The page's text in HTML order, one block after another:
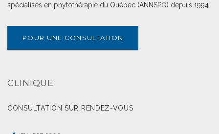
spécialisés en phytothérapie du Québec (ANNSPQ) depuis 1994.
POUR UNE CONSULTATION
CLINIQUE
CONSULTATION SUR RENDEZ-VOUS